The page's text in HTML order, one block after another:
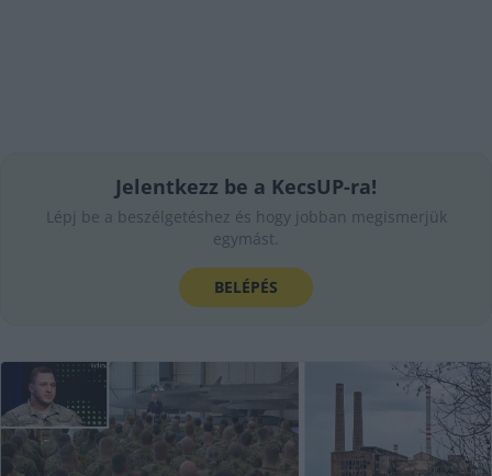
Jelentkezz be a KecsUP-ra!
Lépj be a beszélgetéshez és hogy jobban megismerjük
egymást.
BELÉPÉS